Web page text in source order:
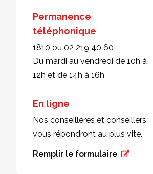
Permanence
téléphonique
1810 ou 02 219 40 60
Du mardi au vendredi de 10h à
12h et de 14h à 16h
En ligne
Nos conseillères et conseillers
vous répondront au plus vite.
Remplir le formulaire